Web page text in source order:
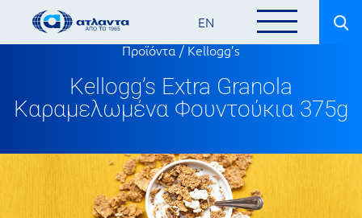
EN
Προϊόντα/Kellogg’s
Kellogg’s Extra Granola
Καραμελωμένα Φουντούκια 375g